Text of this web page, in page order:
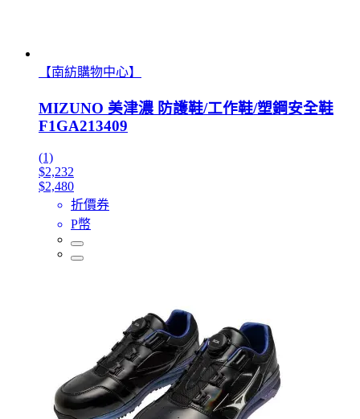
【南紡購物中心】
MIZUNO 美津濃 防護鞋/工作鞋/塑鋼安全鞋
F1GA213409
(1)
$2,232
$2,480
折價券
P幣